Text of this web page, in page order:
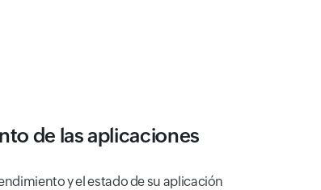
de las aplicaciones
y el estado de su aplicación